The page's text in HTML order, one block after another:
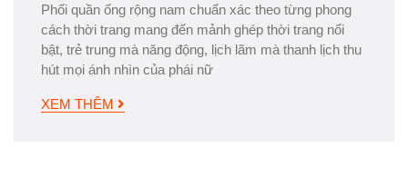
Phối quần ống rộng nam chuẩn xác theo từng phong
cách thời trang mang đến mảnh ghép thời trang nổi
bật, trẻ trung mà năng động, lịch lãm mà thanh lịch thu
hút mọi ánh nhìn của phái nữ
XEM THÊM